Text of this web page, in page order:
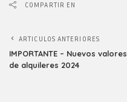
COMPARTIR EN
ARTICULOS ANTERIORES
IMPORTANTE – Nuevos valores
de alquileres 2024